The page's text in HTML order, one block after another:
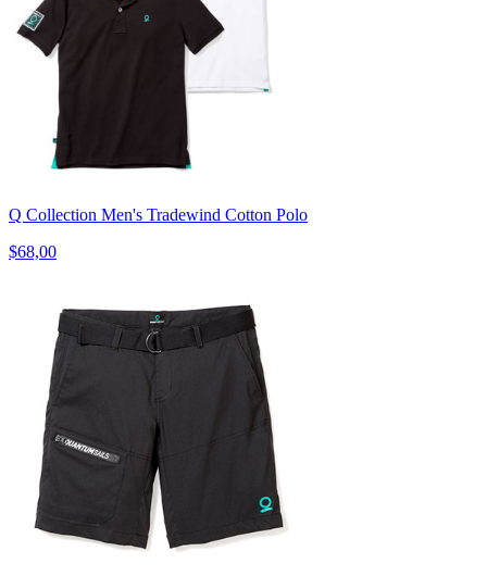
Q Collection Men's Tradewind Cotton Polo
$68,00